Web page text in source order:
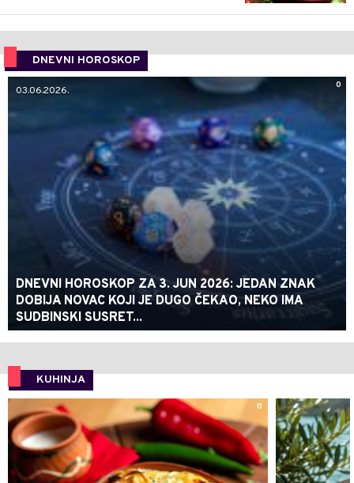
DNEVNI HOROSKOP
0
03.06.2026.
DNEVNI HOROSKOP ZA 3. JUN 2026: JEDAN ZNAK
DOBIJA NOVAC KOJI JE DUGO ČEKAO, NEKO IMA
SUDBINSKI SUSRET...
KUHINJA
0